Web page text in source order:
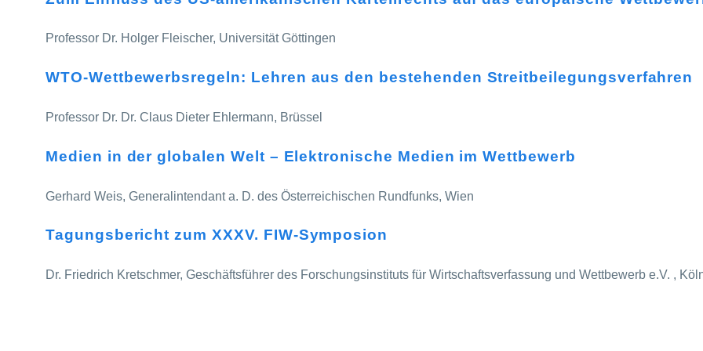
Professor Dr. Holger Fleischer, Universität Göttingen
WTO-Wettbewerbsregeln: Lehren aus den bestehenden Streitbeilegungsverfahren
Professor Dr. Dr. Claus Dieter Ehlermann, Brüssel
Medien in der globalen Welt – Elektronische Medien im Wettbewerb
Gerhard Weis, Generalintendant a. D. des Österreichischen Rundfunks, Wien
Tagungsbericht zum XXXV. FIW-Symposion
Dr. Friedrich Kretschmer, Geschäftsführer des Forschungsinstituts für Wirtschaftsverfassung und Wettbewerb e.V. ,